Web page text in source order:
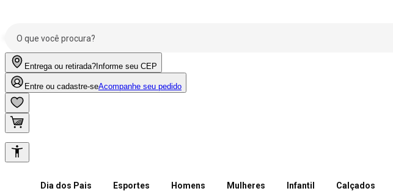
Entrega ou retirada? Informe seu CEP
Entre ou cadastre-seAcompanhe seu pedido
Dia dos Pais Esportes Homens Mulheres Infantil Calçados